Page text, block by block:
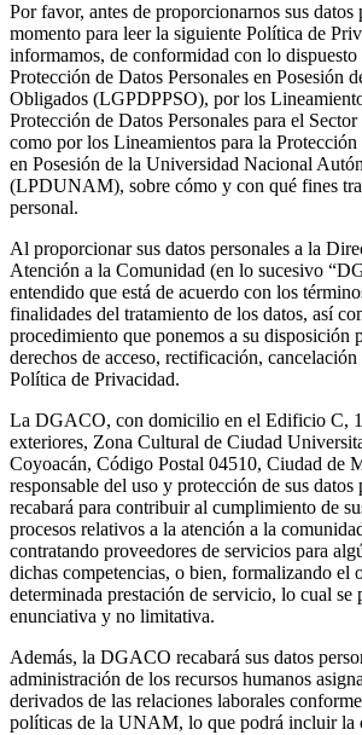
Por favor, antes de proporcionarnos sus datos
momento para leer la siguiente Política de
informamos, de conformidad con lo
Protección de Datos Personales en Posesión
Obligados (LGPDPPSO), por los
Protección de Datos Personales para el
como por los Lineamientos para la Protección
en Posesión de la Universidad Nacional
(LPDUNAM), sobre cómo y con qué fines
personal.
Al proporcionar sus datos personales a la
Atención a la Comunidad (en lo sucesivo
entendido que está de acuerdo con los
finalidades del tratamiento de los datos, así
procedimiento que ponemos a su disposición
derechos de acceso, rectificación,
Política de Privacidad.
La DGACO, con domicilio en el Edificio C,
exteriores, Zona Cultural de Ciudad
Coyoacán, Código Postal 04510, Ciudad de
responsable del uso y protección de sus datos
recabará para contribuir al cumplimiento de
procesos relativos a la atención a la
contratando proveedores de servicios para
dichas competencias, o bien, formalizando el
determinada prestación de servicio, lo cual se
enunciativa y no limitativa.
Además, la DGACO recabará sus datos
administración de los recursos humanos
derivados de las relaciones laborales
políticas de la UNAM, lo que podrá incluir la